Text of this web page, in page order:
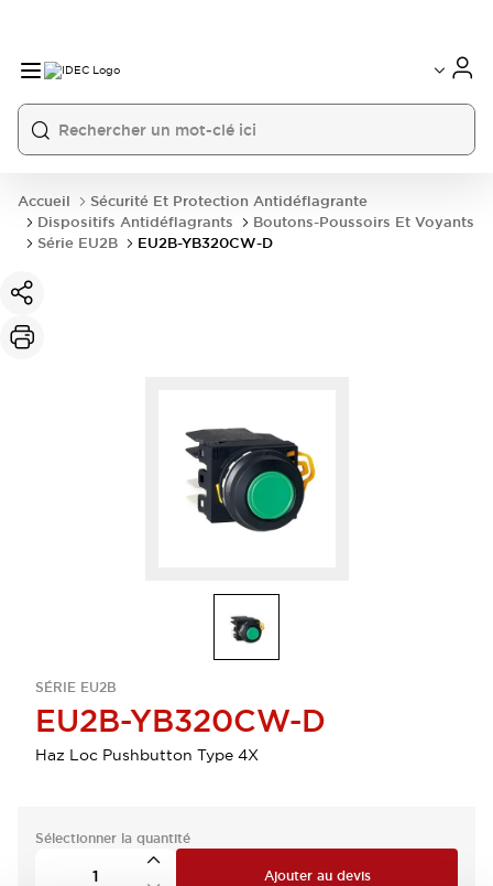
Accueil
Sécurité Et Protection Antidéflagrante
Dispositifs Antidéflagrants
Boutons-Poussoirs Et Voyants
Série EU2B
EU2B-YB320CW-D
SÉRIE EU2B
EU2B-YB320CW-D
Haz Loc Pushbutton Type 4X
Sélectionner la quantité
Ajouter au devis